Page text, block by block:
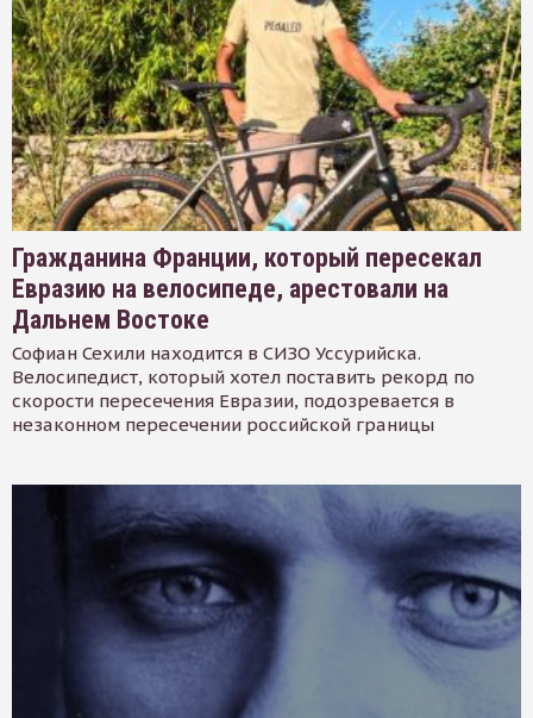
Гражданина Франции, который пересекал
Евразию на велосипеде, арестовали на
Дальнем Востоке
Софиан Сехили находится в СИЗО Уссурийска.
Велосипедист, который хотел поставить рекорд по
скорости пересечения Евразии, подозревается в
незаконном пересечении российской границы